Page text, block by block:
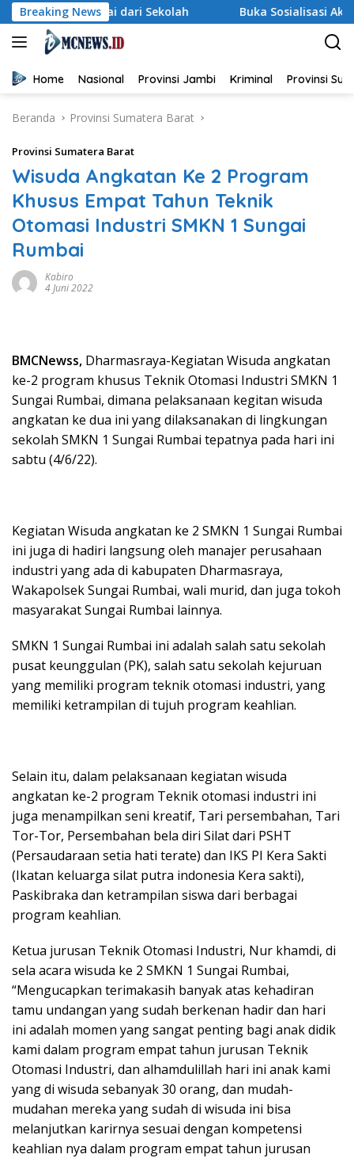
Langsung
ke
konten
Breaking News
dari Sekolah Buka Sosialisasi Akbar
Home Nasional Provinsi Jambi Kriminal Provinsi
Beranda Provinsi Sumatera Barat
Provinsi Sumatera Barat
Wisuda Angkatan Ke 2 Program
Khusus Empat Tahun Teknik
Otomasi Industri SMKN 1 Sungai
Rumbai
Kabiro
4 Juni 2022
BMCNewss, Dharmasraya-Kegiatan Wisuda angkatan
ke-2 program khusus Teknik Otomasi Industri SMKN 1
Sungai Rumbai, dimana pelaksanaan kegitan wisuda
angkatan ke dua ini yang dilaksanakan di lingkungan
sekolah SMKN 1 Sungai Rumbai tepatnya pada hari ini
sabtu (4/6/22).
Kegiatan Wisuda angkatan ke 2 SMKN 1 Sungai Rumbai
ini juga di hadiri langsung oleh manajer perusahaan
industri yang ada di kabupaten Dharmasraya,
Wakapolsek Sungai Rumbai, wali murid, dan juga tokoh
masyarakat Sungai Rumbai lainnya.
SMKN 1 Sungai Rumbai ini adalah salah satu sekolah
pusat keunggulan (PK), salah satu sekolah kejuruan
yang memiliki program teknik otomasi industri, yang
memiliki ketrampilan di tujuh program keahlian.
Selain itu, dalam pelaksanaan kegiatan wisuda
angkatan ke-2 program Teknik otomasi industri ini
juga menampilkan seni kreatif, Tari persembahan, Tari
Tor-Tor, Persembahan bela diri Silat dari PSHT
(Persaudaraan setia hati terate) dan IKS PI Kera Sakti
(Ikatan keluarga silat putra indonesia Kera sakti),
Paskibraka dan ketrampilan siswa dari berbagai
program keahlian.
Ketua jurusan Teknik Otomasi Industri, Nur khamdi, di
sela acara wisuda ke 2 SMKN 1 Sungai Rumbai,
“Mengucapkan terimakasih banyak atas kehadiran
tamu undangan yang sudah berkenan hadir dan hari
ini adalah momen yang sangat penting bagi anak didik
kami dalam program empat tahun jurusan Teknik
Otomasi Industri, dan alhamdulillah hari ini anak kami
yang di wisuda sebanyak 30 orang, dan mudah-
mudahan mereka yang sudah di wisuda ini bisa
melanjutkan karirnya sesuai dengan kompetensi
keahlian nya dalam program empat tahun jurusan